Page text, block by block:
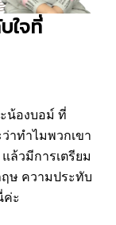
ใจที่
น้องบอม์ ที่
ว่าทำไมพวกเขา
ล้วมีการเตรียม
ฤษ ความประทับ
ค่ะ